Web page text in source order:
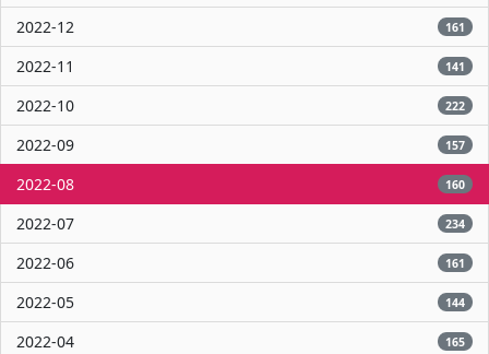
2022-12 161
2022-11 141
2022-10 222
2022-09 157
2022-08 160
2022-07 234
2022-06 161
2022-05 144
2022-04 165